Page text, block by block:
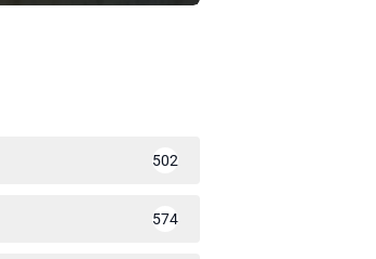
502
574